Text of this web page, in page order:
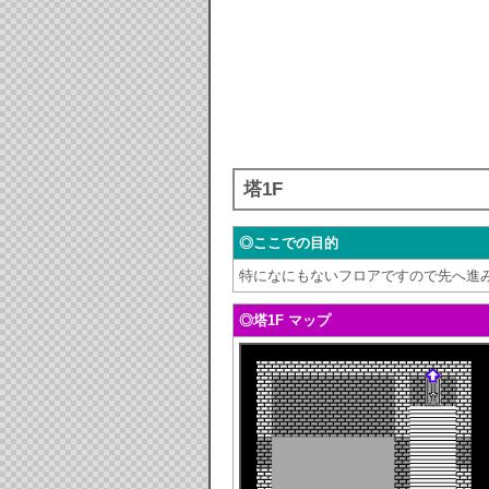
塔1F
◎ここでの目的
特になにもないフロアですので先へ進
◎塔1F マップ